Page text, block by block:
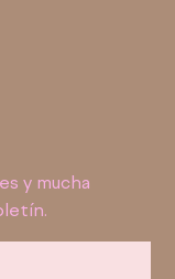
y mucha